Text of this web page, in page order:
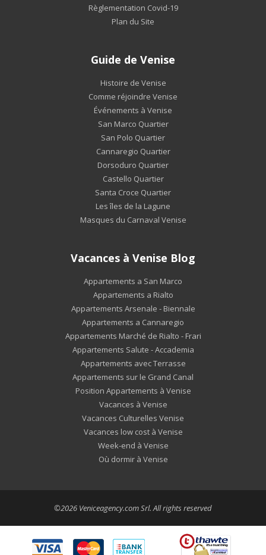
Règlementation Covid-19
Plan du Site
Guide de Venise
Histoire de Venise
Comme réjoindre Venise
Événements à Venise
San Marco Quartier
San Polo Quartier
Cannaregio Quartier
Dorsoduro Quartier
Castello Quartier
Santa Croce Quartier
Les îles de la Lagune
Masques du Carnaval Venise
Vacances à Venise Blog
Appartements a San Marco
Appartements a Rialto
Appartements Arsenale - Biennale
Appartements a Cannaregio
Appartements Marché de Rialto - Frari
Appartements Salute - Accademia
Appartements avec Terrasse
Appartements sur le Grand Canal
Position Appartements à Venise
Vacances à Venise
Vacances Culturelles Venise
Vacances low cost à Venise
Week-end à Venise
Où dormir à Venise
©2026 Veniceagency.com Srl. All rights reserved